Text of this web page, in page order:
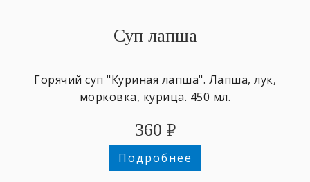
Суп лапша
Горячий суп "Куриная лапша". Лапша, лук,
морковка, курица. 450 мл.
360 ₽
Подробнее